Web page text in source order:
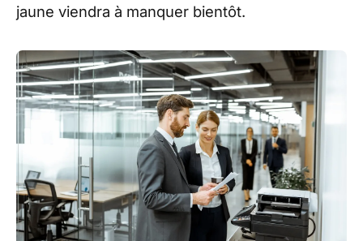
jaune viendra à manquer bientôt.